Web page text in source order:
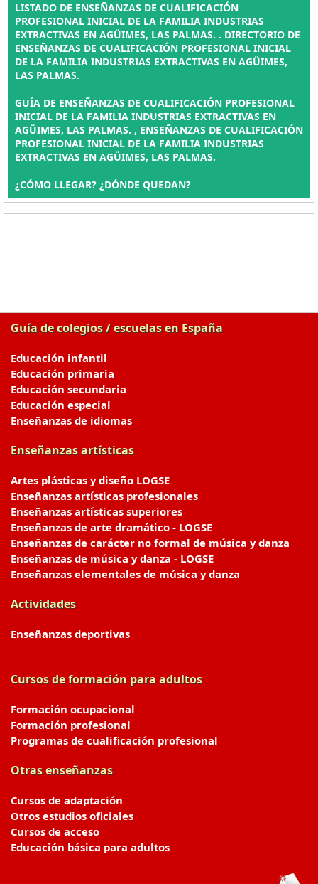
LISTADO DE ENSEÑANZAS DE CUALIFICACIÓN
PROFESIONAL INICIAL DE LA FAMILIA INDUSTRIAS
EXTRACTIVAS EN AGÜIMES, LAS PALMAS. . DIRECTORIO DE
ENSEÑANZAS DE CUALIFICACIÓN PROFESIONAL INICIAL
DE LA FAMILIA INDUSTRIAS EXTRACTIVAS EN AGÜIMES,
LAS PALMAS.
GUÍA DE ENSEÑANZAS DE CUALIFICACIÓN PROFESIONAL
INICIAL DE LA FAMILIA INDUSTRIAS EXTRACTIVAS EN
AGÜIMES, LAS PALMAS. , ENSEÑANZAS DE CUALIFICACIÓN
PROFESIONAL INICIAL DE LA FAMILIA INDUSTRIAS
EXTRACTIVAS EN AGÜIMES, LAS PALMAS.
¿CÓMO LLEGAR? ¿DÓNDE QUEDAN?
Guía de colegios / escuelas en España
Educación infantil
Educación primaria
Educación secundaria
Educación especial
Enseñanzas de idiomas
Enseñanzas artísticas
Artes plásticas y diseño LOGSE
Enseñanzas artísticas profesionales
Enseñanzas artísticas superiores
Enseñanzas de arte dramático - LOGSE
Enseñanzas de carácter no formal de música y danza
Enseñanzas de música y danza - LOGSE
Enseñanzas elementales de música y danza
Actividades
Enseñanzas deportivas
Cursos de formación para adultos
Formación ocupacional
Formación profesional
Programas de cualificación profesional
Otras enseñanzas
Cursos de adaptación
Otros estudios oficiales
Cursos de acceso
Educación básica para adultos